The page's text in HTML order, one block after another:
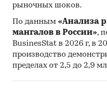
рыночных шоков.
По данным «Анализа
мангалов в России»,
BusinesStat в 2026 г, в
производство
пределах от 2,5 до 2,9